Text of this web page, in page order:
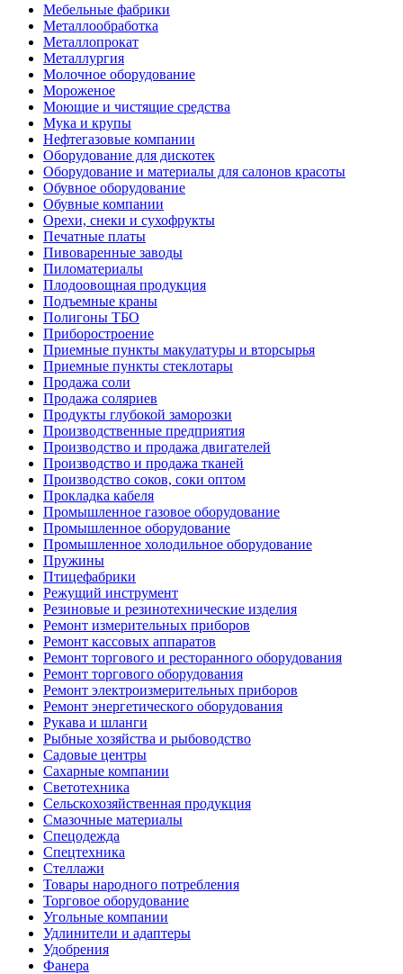
Мебельные фабрики
Металлообработка
Металлопрокат
Металлургия
Молочное оборудование
Мороженое
Моющие и чистящие средства
Мука и крупы
Нефтегазовые компании
Оборудование для дискотек
Оборудование и материалы для салонов красоты
Обувное оборудование
Обувные компании
Орехи, снеки и сухофрукты
Печатные платы
Пивоваренные заводы
Пиломатериалы
Плодоовощная продукция
Подъемные краны
Полигоны ТБО
Приборостроение
Приемные пункты макулатуры и вторсырья
Приемные пункты стеклотары
Продажа соли
Продажа соляриев
Продукты глубокой заморозки
Производственные предприятия
Производство и продажа двигателей
Производство и продажа тканей
Производство соков, соки оптом
Прокладка кабеля
Промышленное газовое оборудование
Промышленное оборудование
Промышленное холодильное оборудование
Пружины
Птицефабрики
Режущий инструмент
Резиновые и резинотехнические изделия
Ремонт измерительных приборов
Ремонт кассовых аппаратов
Ремонт торгового и ресторанного оборудования
Ремонт торгового оборудования
Ремонт электроизмерительных приборов
Ремонт энергетического оборудования
Рукава и шланги
Рыбные хозяйства и рыбоводство
Садовые центры
Сахарные компании
Светотехника
Сельскохозяйственная продукция
Смазочные материалы
Спецодежда
Спецтехника
Стеллажи
Товары народного потребления
Торговое оборудование
Угольные компании
Удлинители и адаптеры
Удобрения
Фанера